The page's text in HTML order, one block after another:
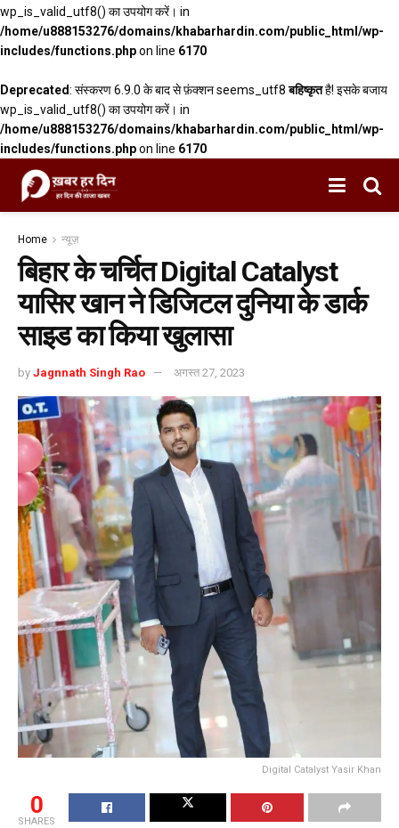
wp_is_valid_utf8() का उपयोग करें। in
/home/u888153276/domains/khabarhardin.com/public_html/wp-
includes/functions.phpon line 6170
Deprecated: संस्करण 6.9.0 के बाद से फ़ंक्शन seems_utf8बहिष्कृतहै! इसके बजाय
wp_is_valid_utf8() का उपयोग करें। in
/home/u888153276/domains/khabarhardin.com/public_html/wp-
includes/functions.phpon line 6170
Home न्यूज़
बिहार के चर्चित Digital Catalyst
यासिर खान ने डिजिटल दुनिया के डार्क
साइड का किया खुलासा
by Jagnnath Singh Rao अगस्त 27, 2023
Digital Catalyst Yasir Khan
0
SHARES